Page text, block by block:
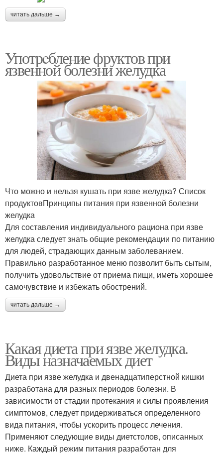
читать дальше →
Употрeбление фруктов при
язвенной болезни желудка
Что можно и нельзя кушать при язве желудка? Список
продуктовПринципы питания при язвенной болезни
желудка
Для составления индивидуального рациона при язве
желудка следует знать общие рекомендации по питанию
для людей, страдающих данным заболеванием.
Правильно разработанное меню позволит быть сытым,
получить удовольствие от приема пищи, иметь хорошее
самочувствие и избежать обострений.
читать дальше →
Какая диета при язве желудка.
Виды назначаемых диет
Диета при язве желудка и двенадцатиперстной кишки
разработана для разных периодов болезни. В
зависимости от стадии протекания и силы проявления
симптомов, следует придерживаться определенного
вида питания, чтобы ускорить процесс лечения.
Применяют следующие виды диетстолов, описанных
ниже. Каждый режим питания разработан для